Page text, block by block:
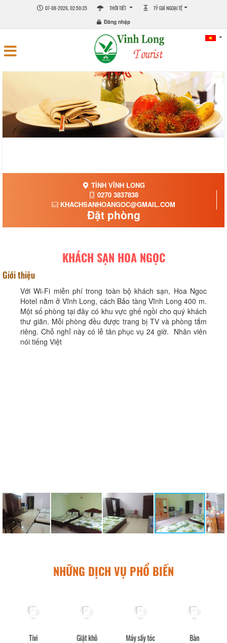
07-08-2026, 02:50:35 THỜI TIẾT TỶ GIÁ NGOẠI TỆ
Đăng nhập
TỈNH VĨNH LONG
0270 3837838
KHACHSANHOANGOC@GMAIL.COM
Đặt phòng
KHÁCH SẠN HOA NGỌC
Giới thiệu
Với Wi-Fi miễn phí trong toàn bộ khách sạn, Hoa Ngoc
Hotel nằm ở Vĩnh Long, cách Bảo tàng Vĩnh Long 400 m.
Một số phòng tại đây có khu vực ghế ngồi cho quý khách
thư giãn. Mỗi phòng đều được trang bị TV và phòng tắm
riêng. Chỗ nghỉ này có lễ tân phục vụ 24 giờ. Nhân viên
nói tiếng Việt
NHỮNG DỊCH VỤ PHỔ BIẾN
Giặt khô Máy sấy tóc Bàn Rèm chắn